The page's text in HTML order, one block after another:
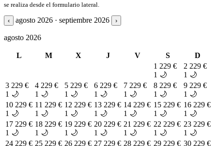
se realiza desde el formulario lateral.
‹ agosto 2026 · septiembre 2026 ›
agosto 2026
L M X J V S
D
1 229 €
1 🌙
2 229 €
1 🌙
3 229 €
1 🌙
4 229 €
1 🌙
5 229 €
1 🌙
6 229 €
1 🌙
7 229 €
1 🌙
8 229 €
1 🌙
9 229 €
1 🌙
10 229 €
1 🌙
11 229 €
1 🌙
12 229 €
1 🌙
13 229 €
1 🌙
14 229 €
1 🌙
15 229 €
1 🌙
16 229 €
1 🌙
17 229 €
1 🌙
18 229 €
1 🌙
19 229 €
1 🌙
20 229 €
1 🌙
21 229 €
1 🌙
22 229 €
1 🌙
23 229 €
1 🌙
24 229 € 25 229 € 26 229 € 27 229 € 28 229 € 29 229 € 30 229 €